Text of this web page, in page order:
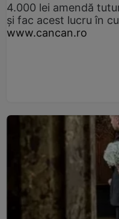
4.000 lei amendă
și fac acest lucru în
www.cancan.ro